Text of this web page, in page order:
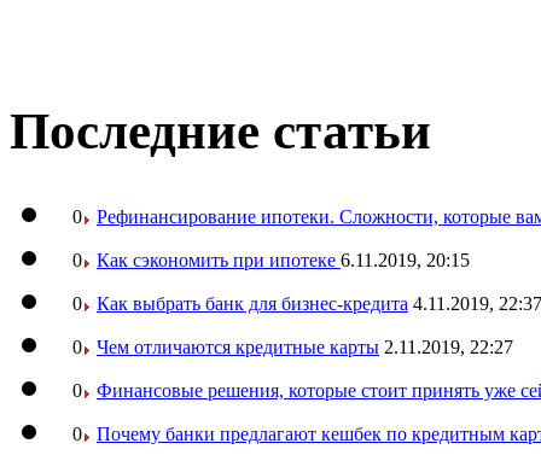
Последние статьи
0 Рефинансирование ипотеки. Сложности, которые
0 Как сэкономить при ипотеке 6.11.2019, 20:15
0 Как выбрать банк для бизнес-кредита 4.11.2019, 22:37
0 Чем отличаются кредитные карты 2.11.2019, 22:27
0 Финансовые решения, которые стоит принять уже
0 Почему банки предлагают кешбек по кредитным